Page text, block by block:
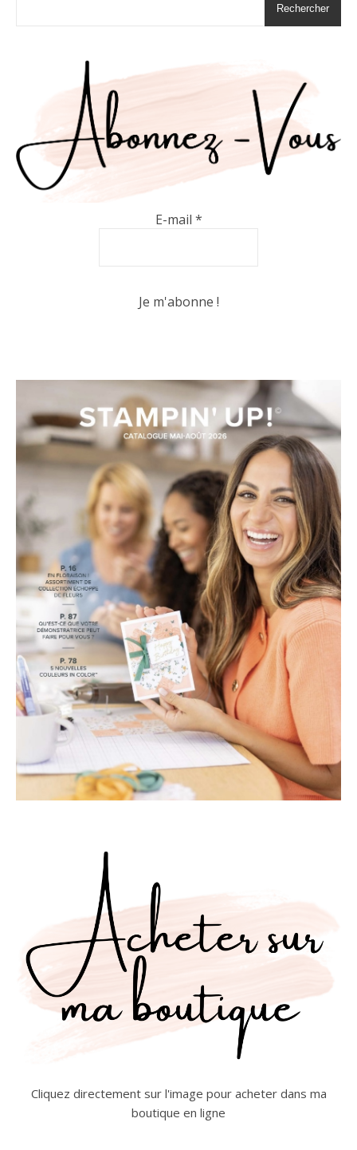
Rechercher
E-mail *
Cliquez directement sur l'image pour acheter dans ma
boutique en ligne